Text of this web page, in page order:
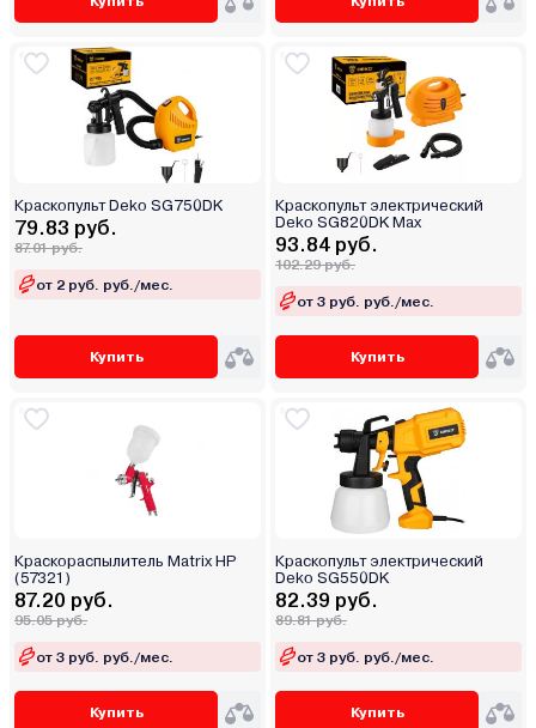
Краскопульт Deko SG750DK
79.83 руб.
87.01 руб.
от 2 руб. руб./мес.
Купить
Краскопульт электрический
Deko SG820DK Max
93.84 руб.
102.29 руб.
от 3 руб. руб./мес.
Купить
Краскораспылитель Matrix HP
(57321)
87.20 руб.
95.05 руб.
от 3 руб. руб./мес.
Купить
Краскопульт электрический
Deko SG550DK
82.39 руб.
89.81 руб.
от 3 руб. руб./мес.
Купить